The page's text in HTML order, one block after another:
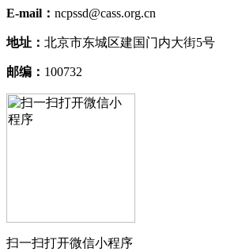
E-mail： ncpssd@cass.org.cn
地址： 北京市东城区建国门内大街5号
邮编： 100732
扫一扫打开微信小程序